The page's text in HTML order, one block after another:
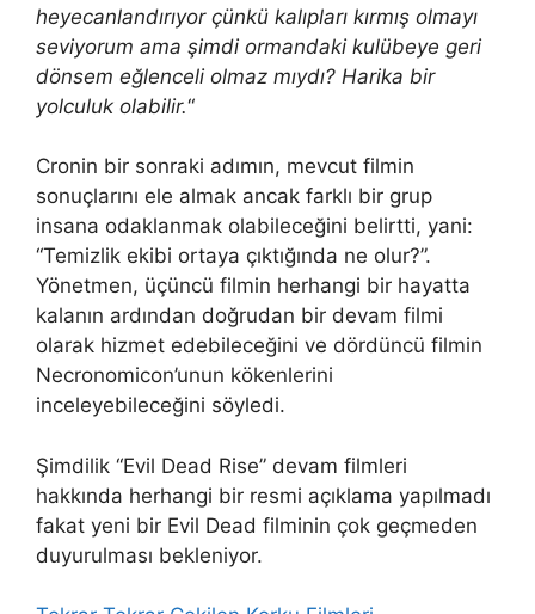
heyecanlandırıyor çünkü kalıpları kırmış olmayı
seviyorum ama şimdi ormandaki kulübeye geri
dönsem eğlenceli olmaz mıydı? Harika bir
yolculuk olabilir.“
Cronin bir sonraki adımın, mevcut filmin
sonuçlarını ele almak ancak farklı bir grup
insana odaklanmak olabileceğini belirtti, yani:
“Temizlik ekibi ortaya çıktığında ne olur?”.
Yönetmen, üçüncü filmin herhangi bir hayatta
kalanın ardından doğrudan bir devam filmi
olarak hizmet edebileceğini ve dördüncü filmin
Necronomicon’unun kökenlerini
inceleyebileceğini söyledi.
Şimdilik “Evil Dead Rise” devam filmleri
hakkında herhangi bir resmi açıklama yapılmadı
fakat yeni bir Evil Dead filminin çok geçmeden
duyurulması bekleniyor.